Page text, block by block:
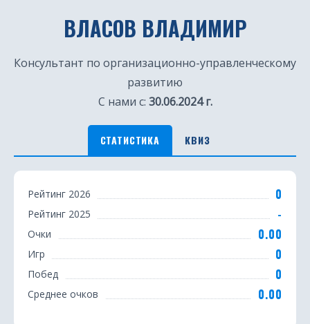
ВЛАСОВ ВЛАДИМИР
Консультант по организационно-управленческому
развитию
С нами с: 30.06.2024 г.
СТАТИСТИКА КВИЗ
С
Рейтинг 2026 0
Рейтинг 2025 -
Очки 0.00
Игр 0
Побед 0
Среднее очков 0.00